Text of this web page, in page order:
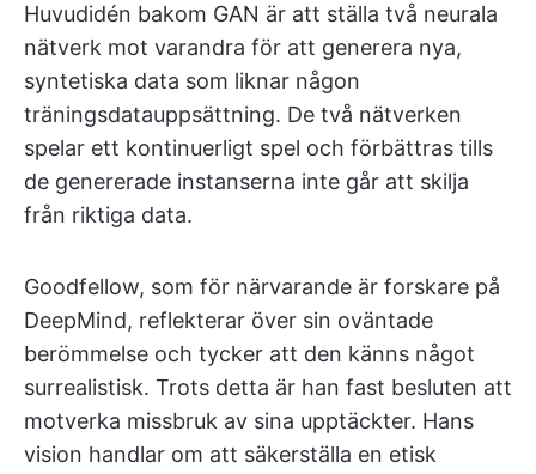
Huvudidén bakom GAN är att ställa två neurala
nätverk mot varandra för att generera nya,
syntetiska data som liknar någon
träningsdatauppsättning. De två nätverken
spelar ett kontinuerligt spel och förbättras tills
de genererade instanserna inte går att skilja
från riktiga data.
Goodfellow, som för närvarande är forskare på
DeepMind, reflekterar över sin oväntade
berömmelse och tycker att den känns något
surrealistisk. Trots detta är han fast besluten att
motverka missbruk av sina upptäckter. Hans
vision handlar om att säkerställa en etisk